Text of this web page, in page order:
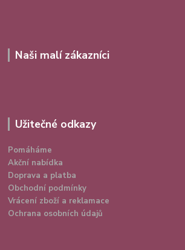
Naši malí zákazníci
Užitečné odkazy
Pomáháme
Akční nabídka
Doprava a platba
Obchodní podmínky
Vrácení zboží a reklamace
Ochrana osobních údajů